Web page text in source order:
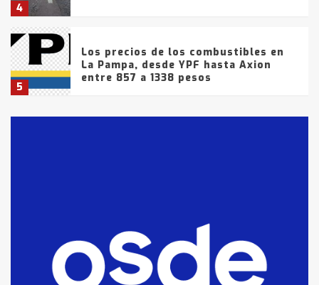
4
5
Los precios de los combustibles en
La Pampa, desde YPF hasta Axion
entre 857 a 1338 pesos
fueron detenidos por
comercialización de drogas en la
tarde del sábado